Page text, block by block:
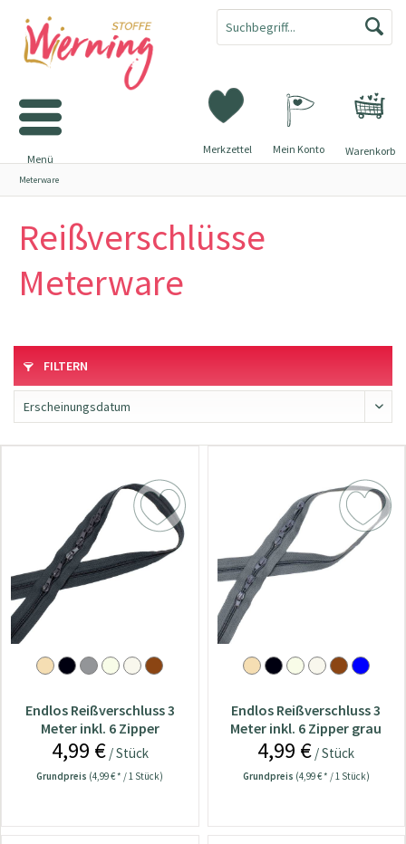
Warenkorb
Merkzettel Mein Konto
Menü
Meterware
Reißverschlüsse
Meterware
FILTERN
Endlos Reißverschluss 3
Meter inkl. 6 Zipper
anthrazit
4,99 €/ Stück
Grundpreis (4,99 € * / 1 Stück)
Endlos Reißverschluss 3
Meter inkl. 6 Zipper grau
4,99 € / Stück
Grundpreis (4,99 € * / 1 Stück)